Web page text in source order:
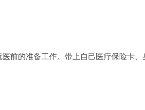
医前的准备工作。带上自己医疗保险卡